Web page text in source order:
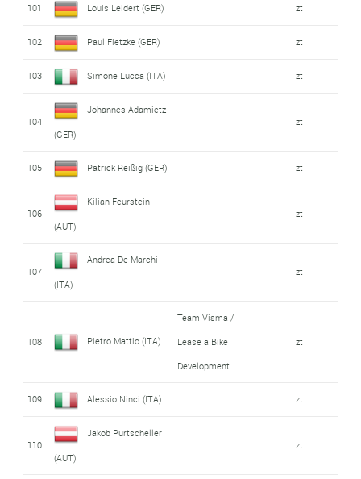
101 Louis Leidert (GER) zt
102 Paul Fietzke (GER) zt
103 Simone Lucca (ITA) zt
104
Johannes Adamietz
(GER)
zt
105 Patrick Reißig (GER) zt
106
Kilian Feurstein
(AUT)
zt
107
Andrea De Marchi
(ITA)
zt
108 Pietro Mattio (ITA)
Team Visma /
Lease a Bike
Development
zt
109 Alessio Ninci (ITA) zt
110
Jakob Purtscheller
(AUT)
zt